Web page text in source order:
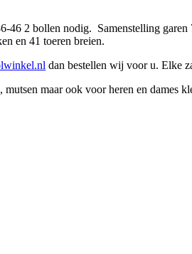
46 2 bollen nodig. Samenstelling
en 41 toeren breien.
dan bestellen wij voor u. Elke
maar ook voor heren en dames